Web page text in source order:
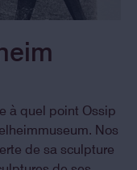
à quel point Ossip
Nos
de sa sculpture